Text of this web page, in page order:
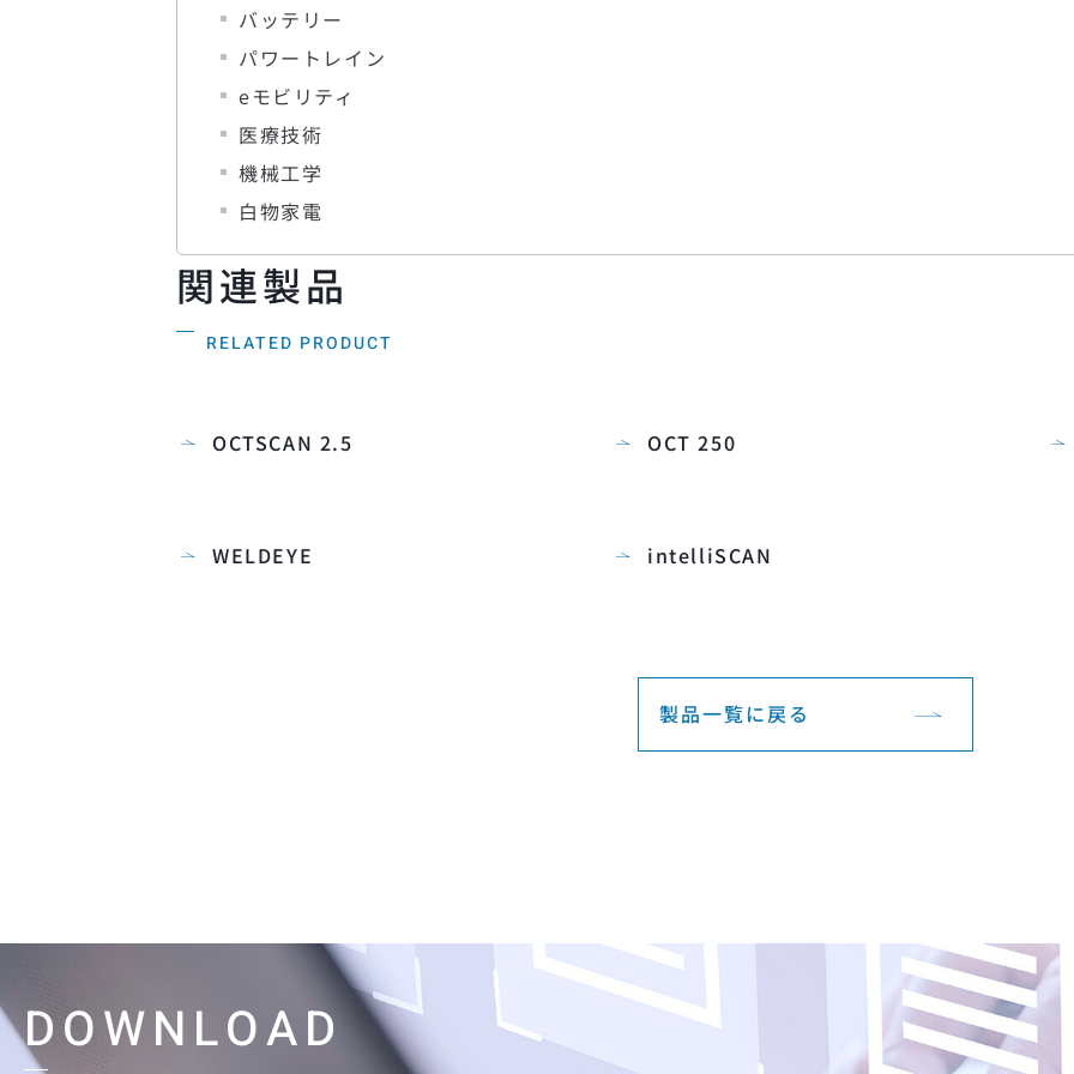
バッテリー
パワートレイン
eモビリティ
医療技術
機械工学
白物家電
関連製品
RELATED PRODUCT
OCTSCAN 2.5 OCT 250
WELDEYE intelliSCAN
製品一覧に戻る
DOWNLOAD